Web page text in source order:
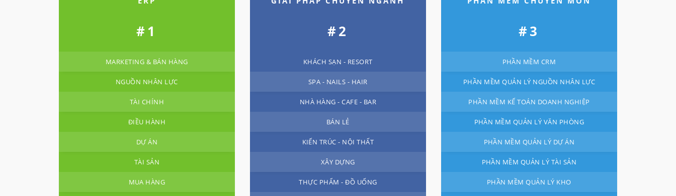
#1
MARKETING & BÁN HÀNG
NGUỒN NHÂN LỰC
TÀI CHÍNH
ĐIỀU HÀNH
DỰ ÁN
TÀI SẢN
MUA HÀNG
#2
KHÁCH SẠN - RESORT
SPA - NAILS - HAIR
NHÀ HÀNG - CAFE - BAR
BÁN LẺ
KIẾN TRÚC - NỘI THẤT
XÂY DỰNG
THỰC PHẨM - ĐỒ UỐNG
#3
PHẦN MỀM CRM
PHẦN MỀM QUẢN LÝ NGUỒN NHÂN LỰC
PHẦN MỀM KẾ TOÁN DOANH NGHIỆP
PHẦN MỀM QUẢN LÝ VĂN PHÒNG
PHẦN MỀM QUẢN LÝ DỰ ÁN
PHẦN MỀM QUẢN LÝ TÀI SẢN
PHẦN MỀM QUẢN LÝ KHO